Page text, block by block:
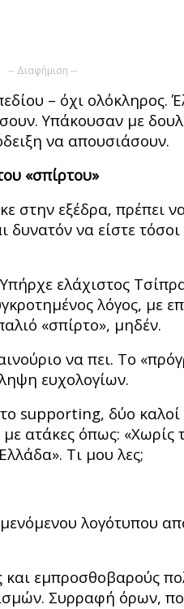
-- Διαφήμιση --
– όχι ολόκληρος.
Υπάκουσαν με
να απουσιάσουν.
«σπίρτου»
εξέδρα, πρέπει
να είστε τόσοι
ελάχιστος
λόγος, με
«σπίρτο», μηδέν.
να πει. Το
ευχολογίων.
supporting, δύο
ατάκες όπως: «Χωρίς
Τι μου λες;
λογότυπου
εμπροσθοβαρούς
Συρραφή όρων,